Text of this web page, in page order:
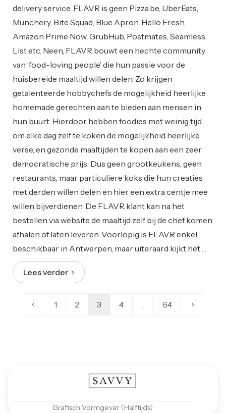
delivery service. FLAVR is geen Pizza.be, UberEats,
Munchery, Bite Squad, Blue Apron, Hello Fresh,
Amazon Prime Now, GrubHub, Postmates, Seamless,
List etc. Neen, FLAVR bouwt een hechte community
van ‘food-loving people’ die hun passie voor de
huisbereide maaltijd willen delen. Zo krijgen
getalenteerde hobbychefs de mogelijkheid heerlijke
homemade gerechten aan te bieden aan mensen in
hun buurt. Hierdoor hebben foodies met weinig tijd
om elke dag zelf te koken de mogelijkheid heerlijke,
verse, en gezonde maaltijden te kopen aan een zeer
democratische prijs. Dus geen grootkeukens, geen
restaurants, maar particuliere koks die hun creaties
met derden willen delen en hier een extra centje mee
willen bijverdienen. De FLAVR klant kan na het
bestellen via website de maaltijd zelf bij de chef komen
afhalen of laten leveren. Voorlopig is FLAVR enkel
beschikbaar in Antwerpen, maar uiteraard kijkt het …
Lees verder
1 2 3 4 ... 64
Grafisch Vormgever (Halftijds)